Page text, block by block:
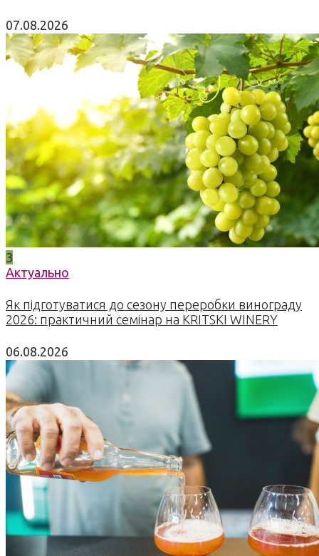
07.08.2026
3
Актуально
Як підготуватися до сезону переробки винограду
2026: практичний семінар на KRITSKI WINERY
06.08.2026